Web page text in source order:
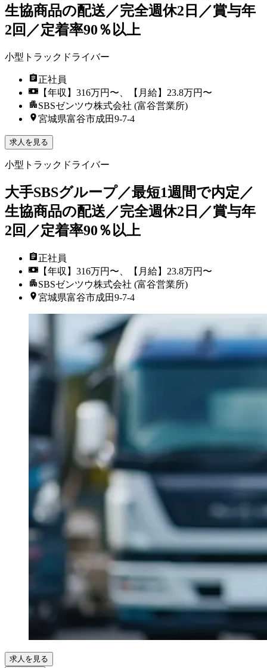
生協商品の配送／完全週休2日／賞与年
2回／定着率90％以上
小型トラックドライバー
正社員
【年収】316万円〜、【月給】23.8万円〜
SBSゼンツウ株式会社 (富谷営業所)
宮城県富谷市成田9-7-4
求人を見る
小型トラックドライバー
大手SBSグループ／最短1週間で内定／
生協商品の配送／完全週休2日／賞与年
2回／定着率90％以上
正社員
【年収】316万円〜、【月給】23.8万円〜
SBSゼンツウ株式会社 (富谷営業所)
宮城県富谷市成田9-7-4
求人を見る